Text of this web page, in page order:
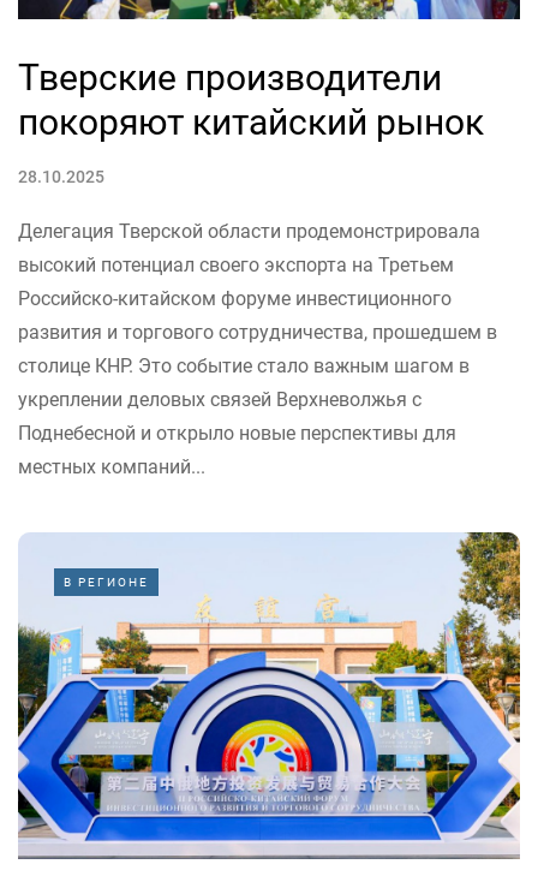
Тверские производители
покоряют китайский рынок
28.10.2025
Делегация Тверской области продемонстрировала
высокий потенциал своего экспорта на Третьем
Российско-китайском форуме инвестиционного
развития и торгового сотрудничества, прошедшем в
столице КНР. Это событие стало важным шагом в
укреплении деловых связей Верхневолжья с
Поднебесной и открыло новые перспективы для
местных компаний...
В РЕГИОНЕ